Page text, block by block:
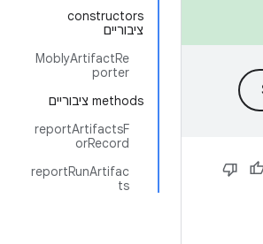
‫constructors
ציבוריים
MoblyArtifactRe
porter
‫methods ציבוריים
reportArtifactsF
orRecord
reportRunArtifac
ts